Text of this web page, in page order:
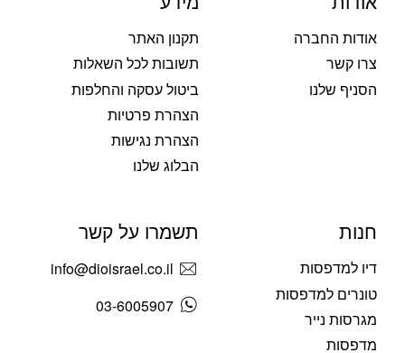
אודות החברה
צרו קשר
הסניף שלנו
תקנון האתר
תשובות לכל השאלות
ביטול עסקה והחלפות
הצהרת פרטיות
הצהרת נגישות
הבלוג שלנו
חנות
דיו למדפסות
טונרים למדפסות
מגרסות נייר
מדפסות
תשמרו על קשר
info@dioisrael.co.il
03-6005907